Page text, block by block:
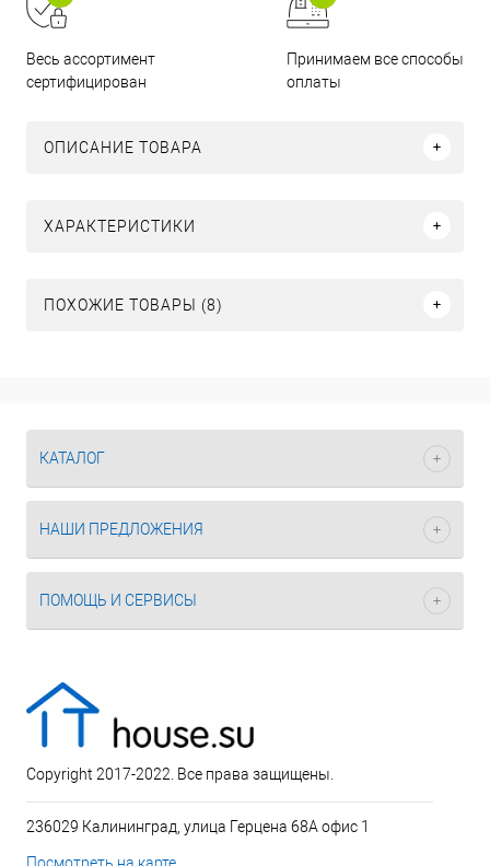
Весь ассортимент
сертифицирован
Принимаем все способы
оплаты
ОПИСАНИЕ ТОВАРА
ХАРАКТЕРИСТИКИ
ПОХОЖИЕ ТОВАРЫ (8)
КАТАЛОГ
НАШИ ПРЕДЛОЖЕНИЯ
ПОМОЩЬ И СЕРВИСЫ
Copyright 2017-2022. Все права защищены.
236029 Калининград, улица Герцена 68А офис 1